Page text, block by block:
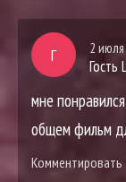
Г 2
Гость
мне
общем фильм
Комментировать